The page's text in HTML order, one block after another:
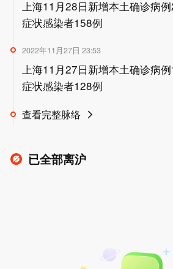
上海11月28日新增本土确诊病
症状感染者158例
2022年11月27日 23:53
上海11月27日新增本土确诊病
症状感染者128例
查看完整脉络
已全部离沪